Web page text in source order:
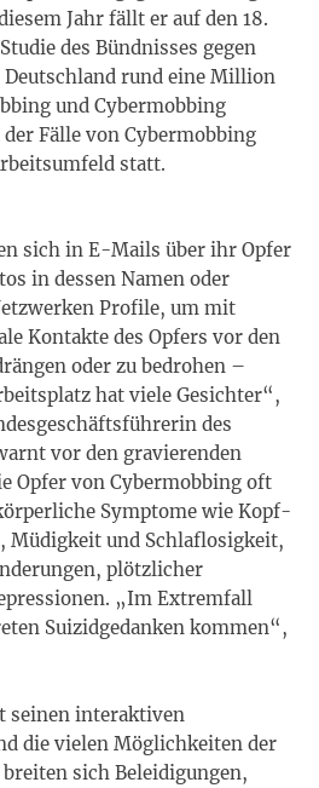
Jahr fällt er auf den 18.
des Bündnisses gegen
rund eine Million
und Cybermobbing
Fälle von Cybermobbing
statt.
sich in E-Mails über ihr Opfer
in dessen Namen oder
Profile, um mit
Kontakte des Opfers vor den
oder zu bedrohen –
hat viele Gesichter“,
des
vor den gravierenden
Opfer von Cybermobbing oft
Symptome wie Kopf-
Müdigkeit und Schlaflosigkeit,
plötzlicher
„Im Extremfall
Suizidgedanken kommen“,
seinen interaktiven
die vielen Möglichkeiten der
sich Beleidigungen,